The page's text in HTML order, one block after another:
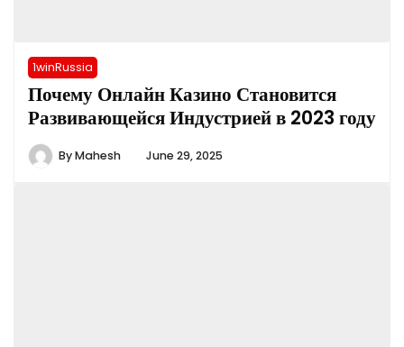
1winRussia
Почему Онлайн Казино Становится
Развивающейся Индустрией в 2023 году
ByMahesh June 29, 2025